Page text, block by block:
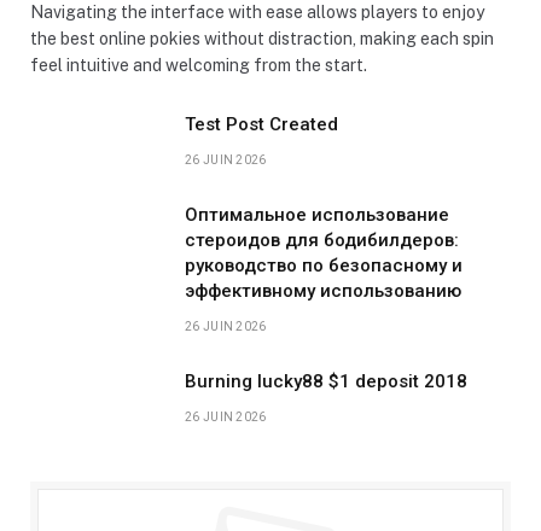
Navigating the interface with ease allows players to enjoy
the best online pokies without distraction, making each spin
feel intuitive and welcoming from the start.
Test Post Created
26 JUIN 2026
Оптимальное использование
стероидов для бодибилдеров:
руководство по безопасному и
эффективному использованию
26 JUIN 2026
Burning lucky88 $1 deposit 2018
26 JUIN 2026